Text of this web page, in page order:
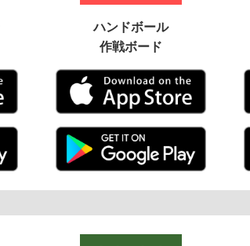
ハンドボール
作戦ボード